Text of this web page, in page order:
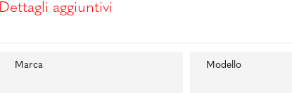
Dettagli aggiuntivi
Marca Modello